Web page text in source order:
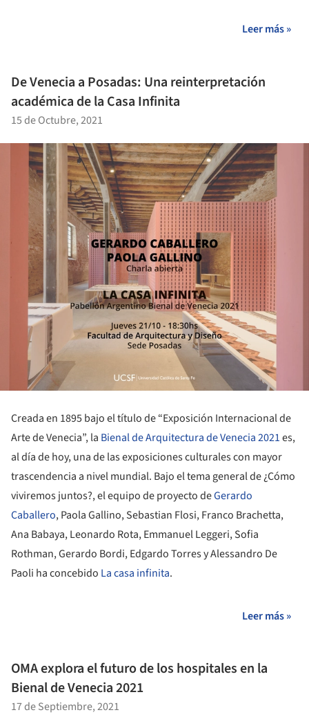
Leer más »
De Venecia a Posadas: Una reinterpretación
académica de la Casa Infinita
15 de Octubre, 2021
Creada en 1895 bajo el título de “Exposición Internacional de
Arte de Venecia”, la Bienal de Arquitectura de Venecia 2021es,
al día de hoy, una de las exposiciones culturales con mayor
trascendencia a nivel mundial. Bajo el tema general de ¿Cómo
viviremos juntos?, el equipo de proyecto deGerardo
Caballero, Paola Gallino, Sebastian Flosi, Franco Brachetta,
Ana Babaya, Leonardo Rota, Emmanuel Leggeri, Sofia
Rothman, Gerardo Bordi, Edgardo Torres y Alessandro De
Paoli ha concebido La casa infinita.
Leer más »
OMA explora el futuro de los hospitales en la
Bienal de Venecia 2021
17 de Septiembre, 2021